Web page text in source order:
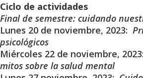
Ciclo de actividades
Final de semestre: cuidando
Lunes 20 de noviembre, 2023:
psicológicos
Miércoles 22 de noviembre, 2023:
mitos sobre la salud mental